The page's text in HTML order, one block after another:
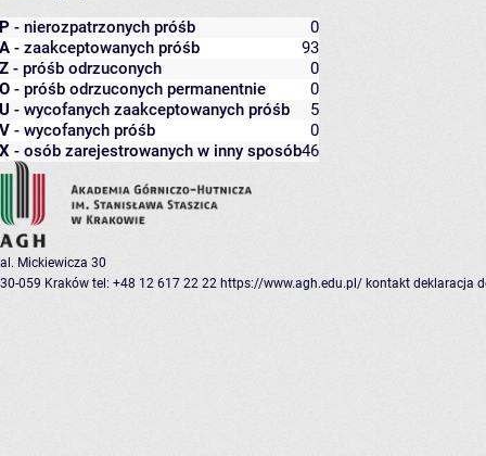
P - nierozpatrzonych próśb
0
A - zaakceptowanych próśb
93
Z - próśb odrzuconych
0
O - próśb odrzuconych permanentnie
0
U - wycofanych zaakceptowanych próśb
5
V - wycofanych próśb
0
X - osób zarejestrowanych w inny sposób46
al. Mickiewicza 30
30-059 Kraków tel: +48 12 617 22 22 https://www.agh.edu.pl/ kontakt deklaracja